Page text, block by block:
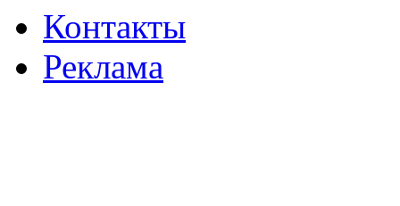
Контакты
Реклама